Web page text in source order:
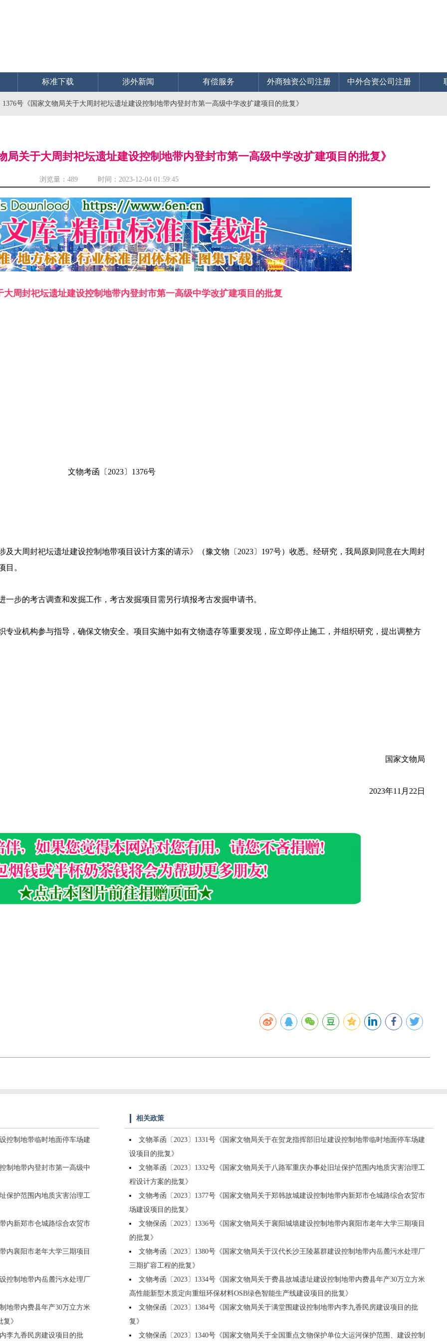
标准下载 涉外新闻 有偿服务 外商独资公司注册 中外合资公司注册
1376号《国家文物局关于大周封祀坛遗址建设控制地带内登封市第一高级中学改扩建项目的批复》
局关于大周封祀坛遗址建设控制地带内登封市第一高级中学改扩建项目的批复》
浏览量：489 时间：2023-12-04 01:59:45
大周封祀坛遗址建设控制地带内登封市第一高级中学改扩建项目的批复
文物考函〔2023〕1376号
大周封祀坛遗址建设控制地带项目设计方案的请示》（豫文物〔2023〕197号）收悉。经研究，我局原则同意在大周封
目。
步的考古调查和发掘工作，考古发掘项目需另行填报考古发掘申请书。
业机构参与指导，确保文物安全。项目实施中如有文物遗存等重要发现，应立即停止施工，并组织研究，提出调整方
国家文物局
2023年11月22日
控制地带临时地面停车场建
制地带内登封市第一高级中
保护范围内地质灾害治理工
内新郑市仓城路综合农贸市
内襄阳市老年大学三期项目
控制地带内岳麓污水处理厂
地带内费县年产30万立方米
》
李九香民房建设项目的批
相关政策
文物革函〔2023〕1331号《国家文物局关于在贺龙指挥部旧址建设控制地带临时地面停车场建
设项目的批复》
文物革函〔2023〕1332号《国家文物局关于八路军重庆办事处旧址保护范围内地质灾害治理工
程设计方案的批复》
文物考函〔2023〕1377号《国家文物局关于郑韩故城建设控制地带内新郑市仓城路综合农贸市
场建设项目的批复》
文物保函〔2023〕1336号《国家文物局关于襄阳城墙建设控制地带内襄阳市老年大学三期项目
的批复》
文物考函〔2023〕1380号《国家文物局关于汉代长沙王陵墓群建设控制地带内岳麓污水处理厂
三期扩容工程的批复》
文物考函〔2023〕1334号《国家文物局关于费县故城遗址建设控制地带内费县年产30万立方米
高性能新型木质定向重组环保材料OSB绿色智能生产线建设项目的批复》
文物保函〔2023〕1384号《国家文物局关于满堂围建设控制地带内李九香民房建设项目的批
复》
文物保函〔2023〕1340号《国家文物局关于全国重点文物保护单位大运河保护范围、建设控制